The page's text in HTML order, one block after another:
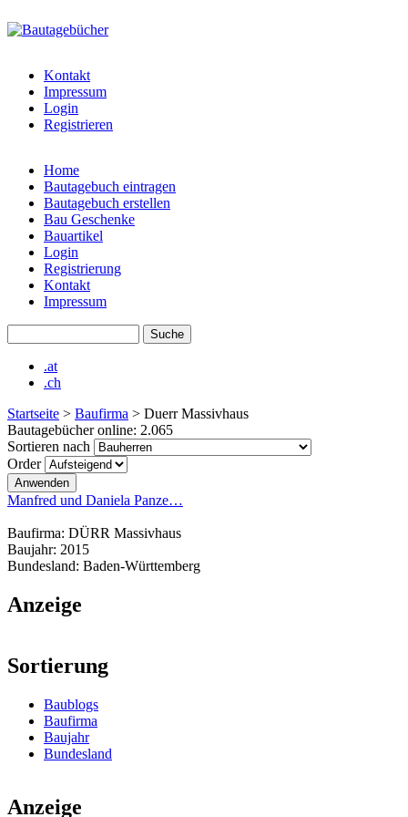
bautagebuch-
liste.de
Kontakt
Impressum
Login
Registrieren
Hauptmenü
Home
Bautagebuch eintragen
Bautagebuch erstellen
Bau Geschenke
Bauartikel
Login
Registrierung
Kontakt
Impressum
.at
.ch
Startseite > Baufirma > Duerr Massivhaus
Bautagebücher online: 2.065
Sortieren nach
Order
Manfred und Daniela Panze…
Baufirma: DÜRR Massivhaus
Baujahr: 2015
Bundesland: Baden-Württemberg
Anzeige
Sortierung
Baublogs
Baufirma
Baujahr
Bundesland
Anzeige